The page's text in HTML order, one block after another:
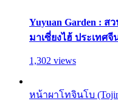
Yuyuan Garden :
มาเซี่ยงไฮ้ ประเทศจี
1,302 views
หน้าผาโทจินโบ